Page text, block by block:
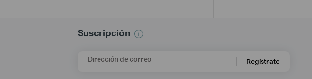
Suscripción
Dirección de correo Regístrate